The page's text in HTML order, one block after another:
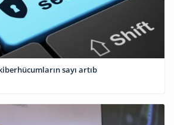
sayı artıb